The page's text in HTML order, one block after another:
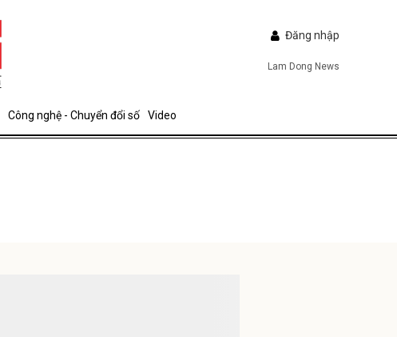
Đăng nhập
Lam Dong News
Công nghệ - Chuyển đổi số Video